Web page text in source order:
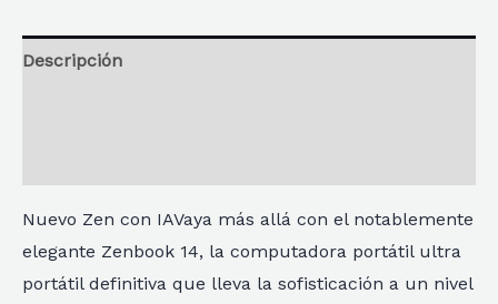
16GB
AZUL
cantidad
Descripción
Nuevo Zen con IAVaya más allá con el notablemente
elegante Zenbook 14, la computadora portátil ultra
portátil definitiva que lleva la sofisticación a un nivel